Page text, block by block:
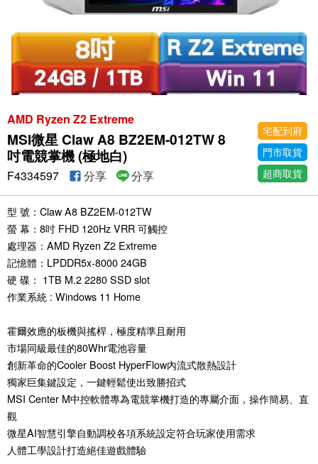
AMD Ryzen Z2 Extreme
MSI微星 Claw A8 BZ2EM-012TW 8
吋電競掌機 (極地白)
宅配到府
門市取貨
超商取貨
F4334597 分享 分享
型 號：Claw A8 BZ2EM-012TW
螢 幕：8吋 FHD 120Hz VRR 可觸控
處理器：AMD Ryzen Z2 Extreme
記憶體：LPDDR5x-8000 24GB
硬 碟： 1TB M.2 2280 SSD slot
作業系統 : Windows 11 Home
霍爾效應的板機與搖桿，極度精準且耐用
市場同級最佳的80Whr電池容量
創新革命的Cooler Boost HyperFlow內流式散熱設計
獨家巨集鍵設定，一鍵輕鬆使出致勝招式
MSI Center M中控軟體專為電競掌機打造的專屬介面，操作簡易、直
觀
微星AI智慧引擎自動調校各項系統設定符合玩家使用需求
人體工學設計打造絕佳遊戲體驗